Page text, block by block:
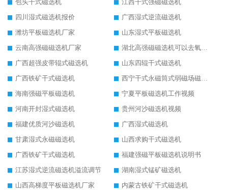
包头干式磁选机
江西干式强磁磁选机
四川湿式磁选机报价
广西湿式逆流磁选机
潍坊平板磁选机厂家
山东湿式平板磁选机
云南高强磁磁选机厂家
湖北高强磁磁选机可以去氧化铝
广西超强皮带辊式磁选机
山东四辊干式磁选机
广西铁矿干式磁选机
西宁干式永磁筒式弱磁场磁选机结构图
海南强磁平板磁选机
宁夏平板磁选机工作视频
河南开封湿式磁选机
贵州河沙磁选机视频
福建优质河沙磁选机
广西湿式磁选机
甘肃湿式永磁磁选机
山西求购干式磁选机
广西铁矿干式磁选机
福建强磁平板磁选机说明书
江苏湿式逆流磁选机溢流调节
湖南湿式锰矿磁选机
山西高梯度平板磁选机厂家
内蒙古铁矿干式磁选机